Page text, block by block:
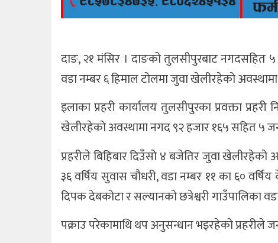
दाङ, २१ मंसिर । दाङको तुलसीपुरबाट नगदसहित
वडा नम्बर ६ हिमाल टोलमा जुवा खेलीरहेको
इलाका प्रहरी कार्यालय तुलसीपुरका प्रवक्ता
खेलीरहेको अवस्थामा नगद ९२ हजार १६५ सहित ५
प्रहरीले बिहिबार दिउँसो ४ बजेतिर जुवा
३६ वर्षिय सुवास चौधरी, वडा नम्बर ११ का ६०
दिपक देबकोटा र सल्यानको छत्रेश्वरी गाउँपालिका
पक्राउ परेकामाथि थप अनुसन्धान भइरहेको प्रहरीले